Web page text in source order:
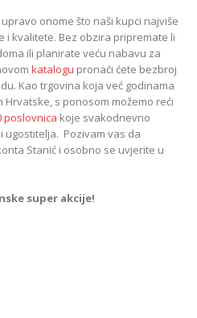
onome što naši kupci najviše
i kvalitete. Bez obzira pripremate li
ili planirate veću nabavu za
katalogu pronaći ćete bezbroj
Kao trgovina koja već godinama
s ponosom možemo reći
poslovnica koje svakodnevno
ugostitelja. Pozivam vas da
Stanić i osobno se uvjerite u
super akcije!